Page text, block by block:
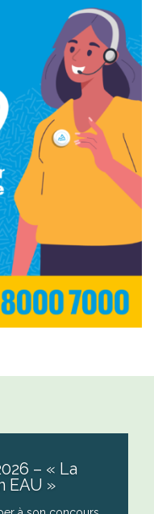
– « La
EAU »